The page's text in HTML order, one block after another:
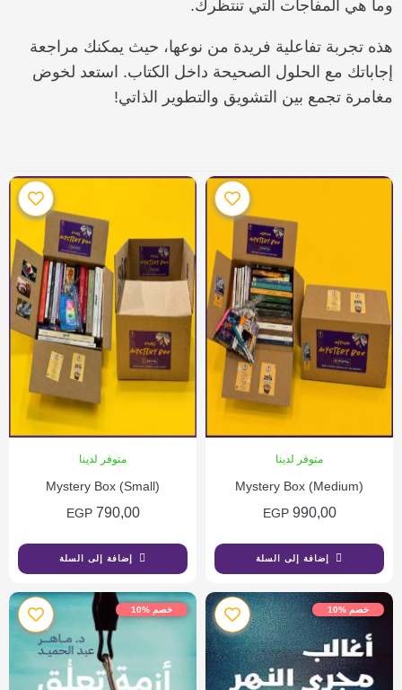
وما هي المفاجآت التي تنتظرك.
هذه تجربة تفاعلية فريدة من نوعها، حيث يمكنك مراجعة
إجاباتك مع الحلول الصحيحة داخل الكتاب. استعد لخوض
مغامرة تجمع بين التشويق والتطوير الذاتي!
متوفر لدينا
Mystery Box (Medium)
990,00
EGP
إضافة إلى السلة
متوفر لدينا
Mystery Box (Small)
790,00
EGP
إضافة إلى السلة
خصم %10 خصم %10